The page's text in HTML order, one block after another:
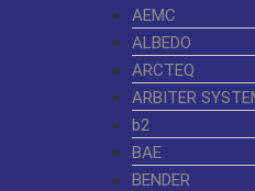
AEMC
ALBEDO
ARCTEQ
ARBITER
b2
BAE
BENDER